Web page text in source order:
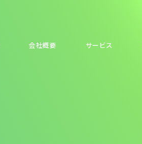
会社概要 サービス